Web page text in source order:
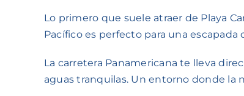
Lo primero que suele atraer de Playa
Pacífico es perfecto para una
La carretera Panamericana te lleva
aguas tranquilas. Un entorno donde la